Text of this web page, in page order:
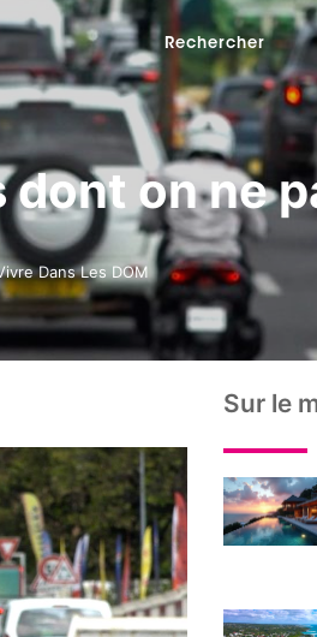
Rechercher
on ne
Dans Les DOM
Sur le